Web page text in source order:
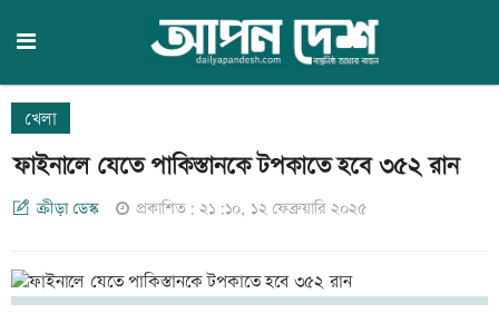
খেলা
ফাইনালে যেতে পাকিস্তানকে টপকাতে হবে ৩৫২ রান
ক্রীড়া ডেস্ক প্রকাশিত: ২১:১০, ১২ ফেব্রুয়ারি ২০২৫